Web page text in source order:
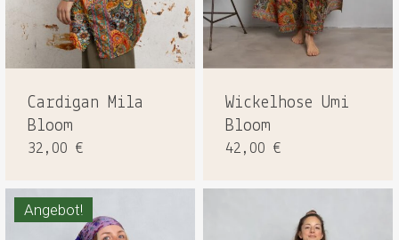
Cardigan Mila
Bloom
32,00 €
Wickelhose Umi
Bloom
42,00 €
Angebot!